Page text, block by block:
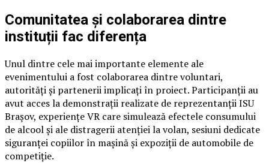
Comunitatea și colaborarea dintre
instituții fac diferența
Unul dintre cele mai importante elemente ale
evenimentului a fost colaborarea dintre voluntari,
autorități și partenerii implicați în proiect. Participanții au
avut acces la demonstrații realizate de reprezentanții ISU
Brașov, experiențe VR care simulează efectele consumului
de alcool și ale distragerii atenției la volan, sesiuni dedicate
siguranței copiilor în mașină și expoziții de automobile de
competiție.